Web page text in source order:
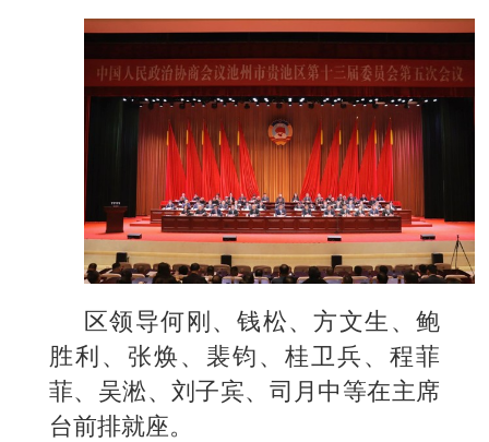
区领导何刚、钱松、方文生、鲍
胜利、张焕、裴钧、桂卫兵、程菲
菲、吴淞、刘子宾、司月中等在主席
台前排就座。